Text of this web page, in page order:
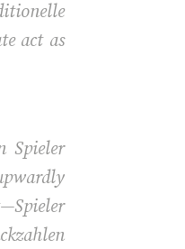
act as
Spieler